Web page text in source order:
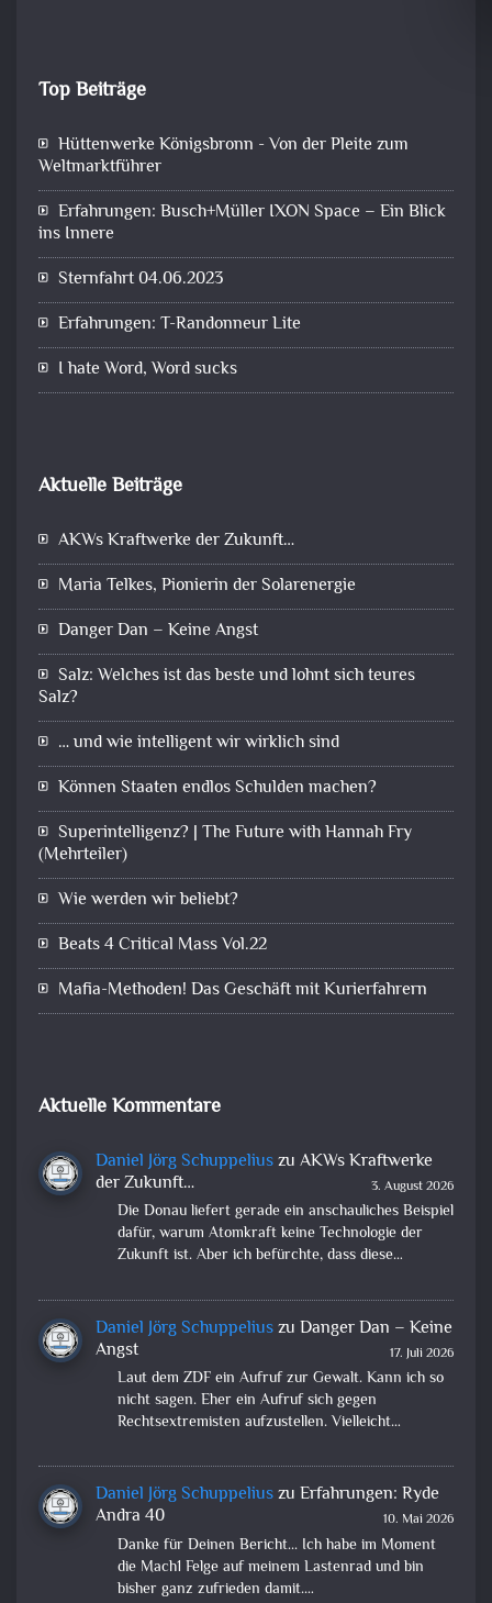
Top Beiträge
Hüttenwerke Königsbronn - Von der Pleite zum
Weltmarktführer
Erfahrungen: Busch+Müller IXON Space – Ein Blick
ins Innere
Sternfahrt 04.06.2023
Erfahrungen: T-Randonneur Lite
I hate Word, Word sucks
Aktuelle Beiträge
AKWs Kraftwerke der Zukunft…
Maria Telkes, Pionierin der Solarenergie
Danger Dan – Keine Angst
Salz: Welches ist das beste und lohnt sich teures
Salz?
… und wie intelligent wir wirklich sind
Können Staaten endlos Schulden machen?
Superintelligenz? | The Future with Hannah Fry
(Mehrteiler)
Wie werden wir beliebt?
Beats 4 Critical Mass Vol.22
Mafia-Methoden! Das Geschäft mit Kurierfahrern
Aktuelle Kommentare
Daniel Jörg Schuppeliuszu AKWs Kraftwerke
der Zukunft…
3. August 2026
Die Donau liefert gerade ein anschauliches Beispiel
dafür, warum Atomkraft keine Technologie der
Zukunft ist. Aber ich befürchte, dass diese…
Daniel Jörg Schuppeliuszu Danger Dan – Keine
Angst
17. Juli 2026
Laut dem ZDF ein Aufruf zur Gewalt. Kann ich so
nicht sagen. Eher ein Aufruf sich gegen
Rechtsextremisten aufzustellen. Vielleicht…
Daniel Jörg Schuppeliuszu Erfahrungen: Ryde
Andra 40
10. Mai 2026
Danke für Deinen Bericht... Ich habe im Moment
die Mach1 Felge auf meinem Lastenrad und bin
bisher ganz zufrieden damit.…